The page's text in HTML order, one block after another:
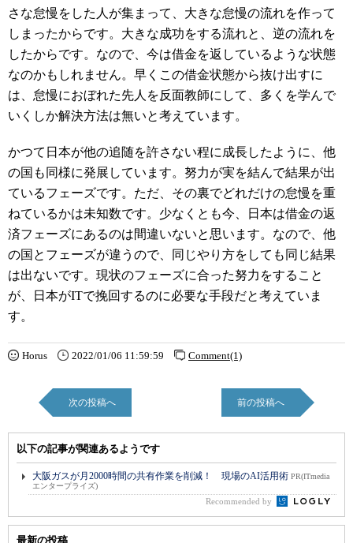
さな怠慢をした人が集まって、大きな怠慢の流れを作って
しまったからです。大きな成功をする流れと、逆の流れを
したからです。なので、今は借金を返しているような状態
なのかもしれません。早くこの借金状態から抜け出すに
は、怠慢におぼれた先人を反面教師にして、多くを学んで
いくしか解決方法は無いと考えています。
かつて日本が他の追随を許さない程に成長したように、他
の国も同様に発展しています。努力が実を結んで結果が出
ているフェーズです。ただ、その裏でどれだけの怠慢を重
ねているかは未知数です。少なくとも今、日本は借金の返
済フェーズにあるのは間違いないと思います。なので、他
の国とフェーズが違うので、同じやり方をしても同じ結果
は出ないです。現状のフェーズに合った努力をすること
が、日本がITで挽回するのに必要な手段だと考えていま
す。
Horus 2022/01/06 11:59:59 Comment(1)
次の投稿へ 前の投稿へ
以下の記事が関連あるようです
大阪ガスが月2000時間の共有作業を削減！ 現場のAI活用術 PR(ITmedia
エンタープライズ)
Recommended by
最新の投稿